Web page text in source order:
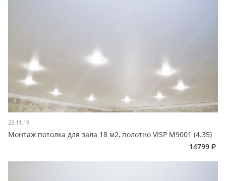
22.11.19
Монтаж потолка для зала 18 м2, полотно VISP M9001 (4.35)
14799